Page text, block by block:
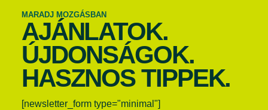
MARADJ MOZGÁSBAN
AJÁNLATOK.
ÚJDONSÁGOK.
HASZNOS TIPPEK.
[newsletter_form type="minimal"]